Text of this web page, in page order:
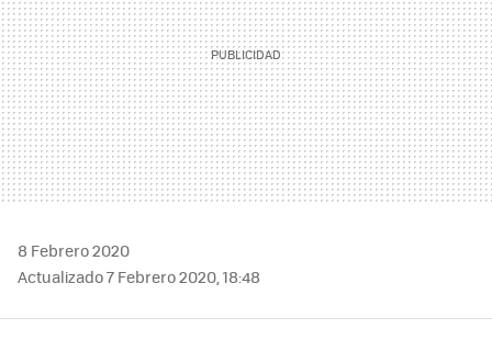
8 Febrero 2020
Actualizado 7 Febrero 2020, 18:48